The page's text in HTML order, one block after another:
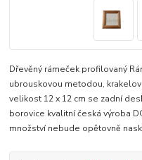
Dřevěný rámeček profilovaný
ubrouskovou metodou,
velikost 12 x 12 cm se zadní
borovice kvalitní česká výroba
množství nebude opětovně